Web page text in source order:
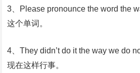
3、Please pronounce the word the
这个单词。
4、They didn’t do it the way we do
现在这样行事。